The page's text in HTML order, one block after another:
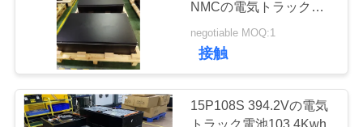
電気自動車電池
NMCの電気トラック電
池246.68KWh
negotiable MOQ:1
接触
15P108S 394.2Vの電気
トラック電池103.4Kwh